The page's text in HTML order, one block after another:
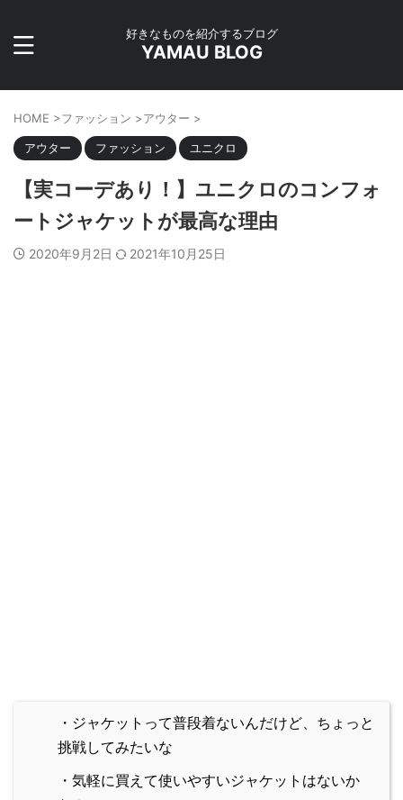
好きなものを紹介するブログ
YAMAU BLOG
HOME >ファッション >アウター >
アウター ファッション ユニクロ
【実コーデあり！】ユニクロのコンフォ
ートジャケットが最高な理由
2020年9月2日 2021年10月25日
・ジャケットって普段着ないんだけど、ちょっと
挑戦してみたいな
・気軽に買えて使いやすいジャケットはないか